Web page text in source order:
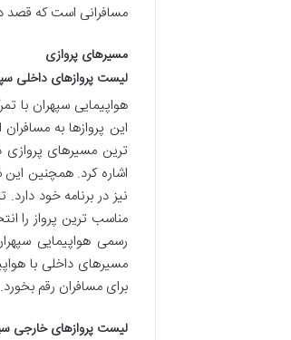
مسافرانی است که قصد
مسیرهای پروازی
لیست پروازهای داخلی
هواپیمایی سپهران با
این پروازها به
ترین مسیرهای پروازی
اشاره کرد. همچنین این
نیز در برنامه خود
مناسب ترین پرواز را
رسمی هواپیمایی
برای مسافران رقم بخورد.
لیست پروازهای خارجی